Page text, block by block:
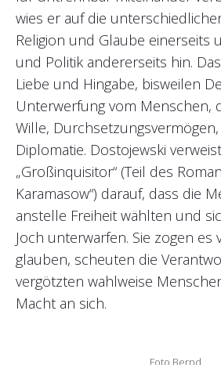
wies er auf die
Religion und Glaube einerseits
und Politik andererseits hin.
Liebe und Hingabe, bisweilen
Unterwerfung vom Menschen,
Wille,
Diplomatie. Dostojewski
„Großinquisitor“ (Teil des
Karamasow“) darauf, dass die
anstelle Freiheit wählten und
Joch unterwarfen. Sie zogen es
glauben, scheuten die
vergötzten wahlweise
Macht an sich.
Foto Bernd